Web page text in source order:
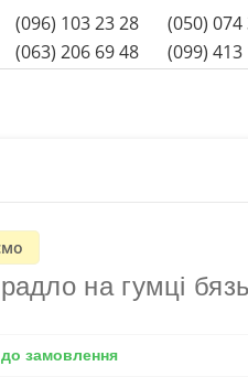
(096) 103 23 28
(050) 074
(063) 206 69 48
(099) 413
на гумці бязь
замовлення